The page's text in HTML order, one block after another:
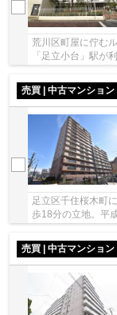
荒川区町屋に佇む
「足立小台」駅が
売買 | 中古マンション
足立区千住桜木町
歩18分の立地。平
売買 | 中古マンション